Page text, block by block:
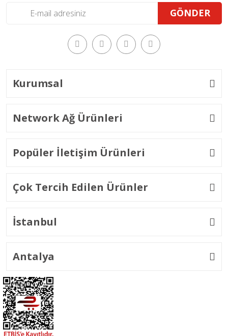
GÖNDER
Kurumsal
Network Ağ Ürünleri
Popüler İletişim Ürünleri
Çok Tercih Edilen Ürünler
İstanbul
Antalya